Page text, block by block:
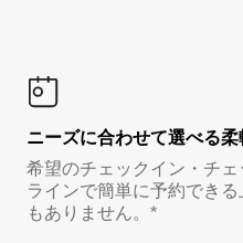
ニーズに合わせて選べる
希望のチェックイン・チ
ラインで簡単に予約でき
もありません。*